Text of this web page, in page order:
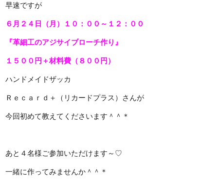
早速ですが
６月２４日（月）１０：００～１２：００
『革細工のアジサイブローチ作り』
１５００円＋材料費（８００円）
ハンドメイドザッカ
Ｒｅｃａｒｄ＋（リカードプラス）さんが
今回初めて教えてくださいます＾＾＊
あと４名様ご参加いただけます～♡
一緒に作ってみませんか＾＾＊